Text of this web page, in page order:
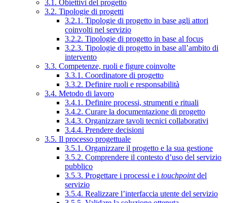
3.1. Obiettivi del progetto
3.2. Tipologie di progetti
3.2.1. Tipologie di progetto in base agli attori
coinvolti nel servizio
3.2.2. Tipologie di progetto in base al focus
3.2.3. Tipologie di progetto in base all’ambito di
intervento
3.3. Competenze, ruoli e figure coinvolte
3.3.1. Coordinatore di progetto
3.3.2. Definire ruoli e responsabilità
3.4. Metodo di lavoro
3.4.1. Definire processi, strumenti e rituali
3.4.2. Curare la documentazione di progetto
3.4.3. Organizzare tavoli tecnici collaborativi
3.4.4. Prendere decisioni
3.5. Il processo progettuale
3.5.1. Organizzare il progetto e la sua gestione
3.5.2. Comprendere il contesto d’uso del servizio
pubblico
3.5.3. Progettare i processi e i touchpointdel
servizio
3.5.4. Realizzare l’interfaccia utente del servizio